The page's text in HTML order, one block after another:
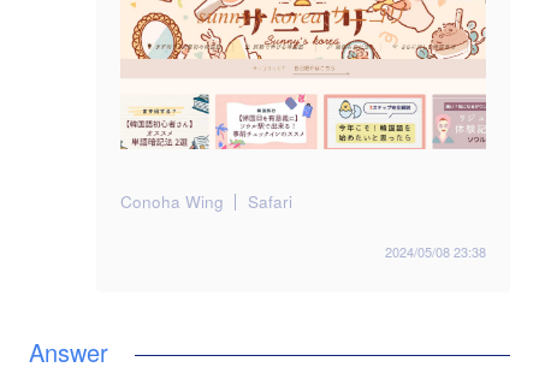
Conoha Wing Safari
2024/05/08 23:38